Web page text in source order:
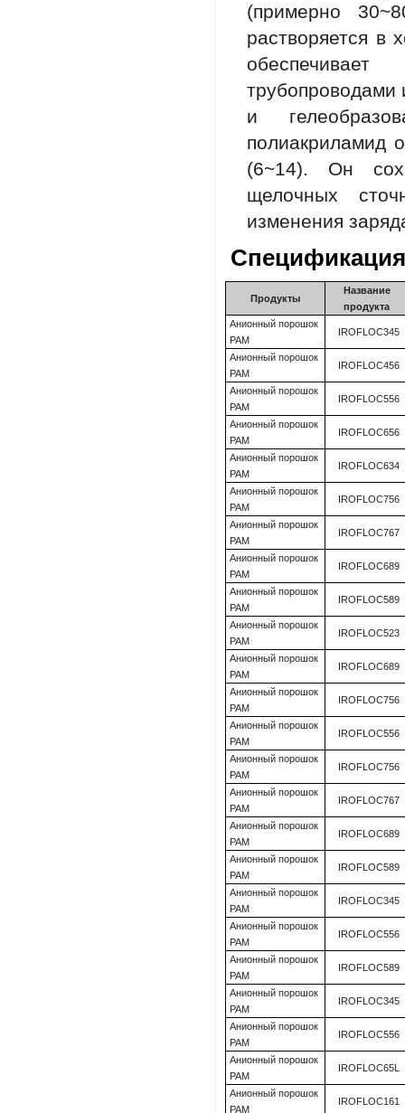
(примерно
растворяется в
и
полиакриламид
(6~14). Он
щелочных
изменения
Продукты
Название
продукта
Анионный порошок
PAM
IROFLOC345
Анионный порошок
PAM
IROFLOC456
Анионный порошок
PAM
IROFLOC556
Анионный порошок
PAM
IROFLOC656
Анионный порошок
PAM
IROFLOC634
Анионный порошок
PAM
IROFLOC756
Анионный порошок
PAM
IROFLOC767
Анионный порошок
PAM
IROFLOC689
Анионный порошок
PAM
IROFLOC589
Анионный порошок
PAM
IROFLOC523
Анионный порошок
PAM
IROFLOC689
Анионный порошок
PAM
IROFLOC756
Анионный порошок
PAM
IROFLOC556
Анионный порошок
PAM
IROFLOC756
Анионный порошок
PAM
IROFLOC767
Анионный порошок
PAM
IROFLOC689
Анионный порошок
PAM
IROFLOC589
Анионный порошок
PAM
IROFLOC345
Анионный порошок
PAM
IROFLOC556
Анионный порошок
PAM
IROFLOC589
Анионный порошок
PAM
IROFLOC345
Анионный порошок
PAM
IROFLOC556
Анионный порошок
PAM
IROFLOC65L
Анионный порошок
PAM
IROFLOC161